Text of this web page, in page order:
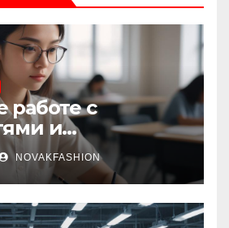
работе с
и
NOVAKFASHION